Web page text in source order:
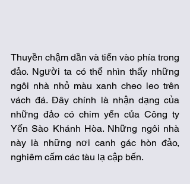
Thuyền chậm dần và tiến vào phía trong
đảo. Người ta có thể nhìn thấy những
ngôi nhà nhỏ màu xanh cheo leo trên
vách đá. Đây chính là nhận dạng của
những đảo có chim yến của Công ty
Yến Sào Khánh Hòa. Những ngôi nhà
này là những nơi canh gác hòn đảo,
nghiêm cấm các tàu lạ cập bến.